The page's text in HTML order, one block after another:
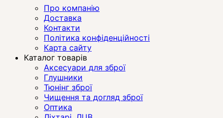
Про компанію
Доставка
Контакти
Політика конфіденційності
Карта сайту
Каталог товарів
Аксесуари для зброї
Глушники
Тюнінг зброї
Чищення та догляд зброї
Оптика